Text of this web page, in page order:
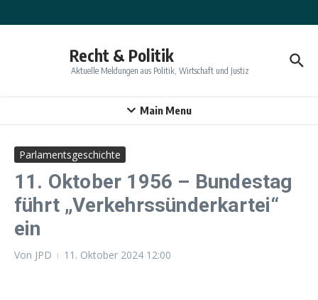
Recht & Politik
Aktuelle Meldungen aus Politik, Wirtschaft und Justiz
Main Menu
Parlamentsgeschichte
11. Oktober 1956 – Bundestag
führt „Verkehrssünderkartei“
ein
Von JPD 11. Oktober 2024 12:00